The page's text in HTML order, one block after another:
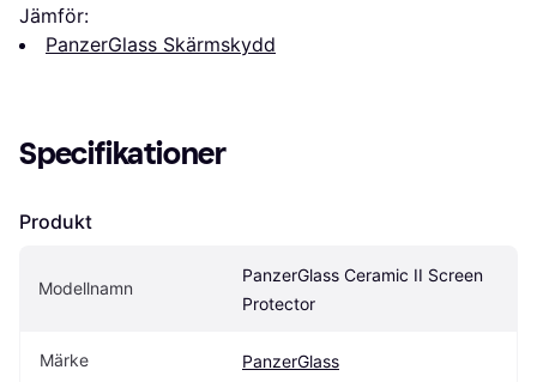
Jämför:
PanzerGlass Skärmskydd
Specifikationer
Produkt
Modellnamn
PanzerGlass Ceramic II Screen
Protector
Märke PanzerGlass